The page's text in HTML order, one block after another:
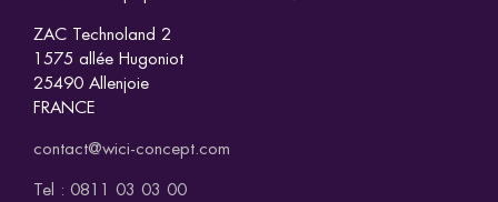
ZAC Technoland 2
1575 allée Hugoniot
25490 Allenjoie
FRANCE
contact@wici-concept.com
Tel : 0811 03 03 00